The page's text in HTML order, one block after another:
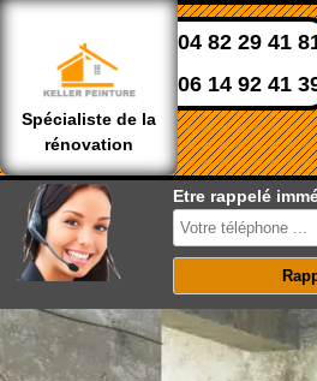
Spécialiste de la
rénovation
04 82 29 41
06 14 92 41
Etre rappelé